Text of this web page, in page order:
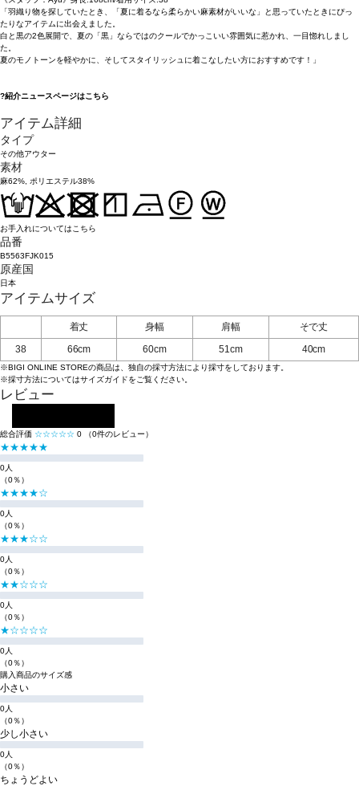
「羽織り物を探していたとき、「夏に着るなら柔らかい麻素材がいいな」と思っていたときにぴっ
たりなアイテムに出会えました。
白と黒の2色展開で、夏の「黒」ならではのクールでかっこいい雰囲気に惹かれ、一目惚れしまし
た。
夏のモノトーンを軽やかに、そしてスタイリッシュに着こなしたい方におすすめです！」
?紹介ニュースページはこちら
アイテム詳細
タイプ
その他アウター
素材
麻62%, ポリエステル38%
お手入れについてはこちら
品番
B5563FJK015
原産国
日本
アイテムサイズ
着丈 身幅 肩幅
そで丈
38
66cm 60cm 51cm 40cm
※BIGI ONLINE STOREの商品は、独自の採寸方法により採寸をしております。
※採寸方法についてはサイズガイドをご覧ください。
レビュー
総合評価 ☆☆☆☆☆ 0 （0件のレビュー）
★★★★★
0人
（0％）
★★★★☆
0人
（0％）
★★★☆☆
0人
（0％）
★★☆☆☆
0人
（0％）
★☆☆☆☆
0人
（0％）
購入商品のサイズ感
小さい
0人
（0％）
少し小さい
0人
（0％）
ちょうどよい